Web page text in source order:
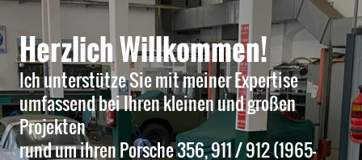
Herzlich Willkommen!
Ich unterstütze Sie mit meiner Expertise
umfassend bei Ihren kleinen und großen
Projekten
rund um ihren Porsche 356, 911 / 912 (1965-